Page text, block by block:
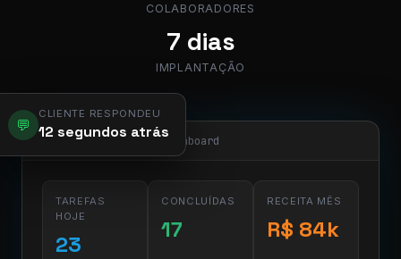
COLABORADORES
7 dias
IMPLANTAÇÃO
💬
CLIENTE RESPONDEU
12 segundos atrás
app.pier.mobi/dashboard
TAREFAS
HOJE
23
CONCLUÍDAS
17
RECEITA MÊS
R$ 84k